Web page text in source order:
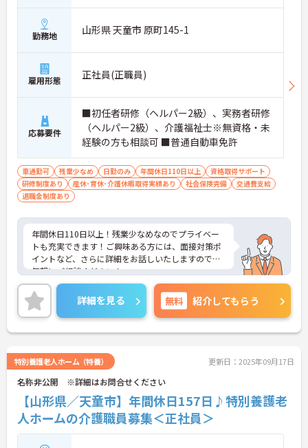
勤務地 山形県 天童市 原町145-1
雇用形態 正社員(正職員)
応募要件
■初任者研修（ヘルパー2級）、実務者研修
（ヘルパー2級）、介護福祉士※無資格・未
経験の方も相談可 ■普通自動車免許
車通勤可 残業少なめ 日勤のみ 年間休日110日以上
資格取得サポート
研修制度あり
産休･育休･介護休暇取得実績あり 社会保険完備
交通費支給
退職金制度あり
年間休日110日以上！残業少なめなのでプライベー
トも充実できます！ご興味ある方には、面接対策ポ
イントなど、さらに詳細をお話しいたしますのでお
気軽にご相談ください！
詳細を見る 無料 紹介してもらう
特別養護老人ホーム（特養） 更新日：2025年09月17日
名称非公開 ※詳細はお問合せください
【山形県／天童市】年間休日157日♪特別養護老
人ホームの介護職員募集＜正社員＞